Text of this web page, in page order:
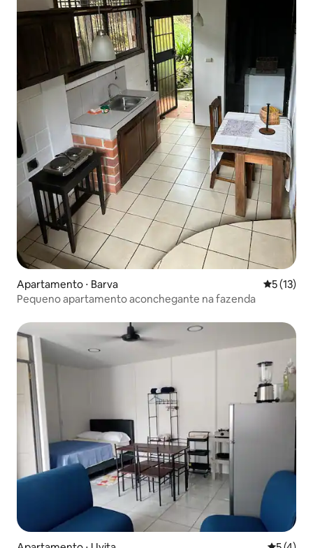
Apartamento ⋅ Barva 5 de uma
5 (13)
Pequeno apartamento aconchegante na fazenda